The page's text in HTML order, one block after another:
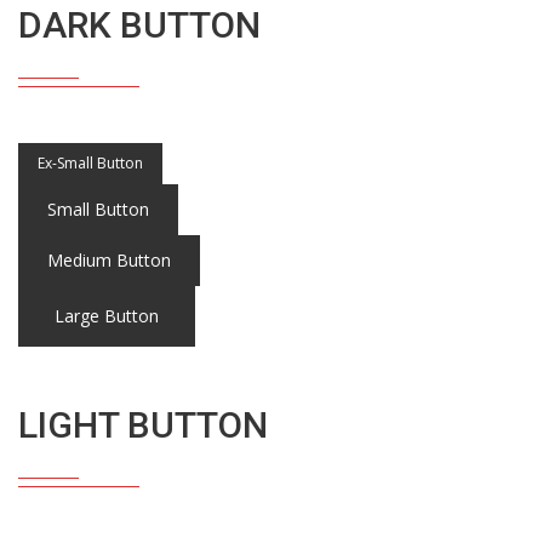
DARK BUTTON
Ex-Small Button
Small Button
Medium Button
Large Button
LIGHT BUTTON